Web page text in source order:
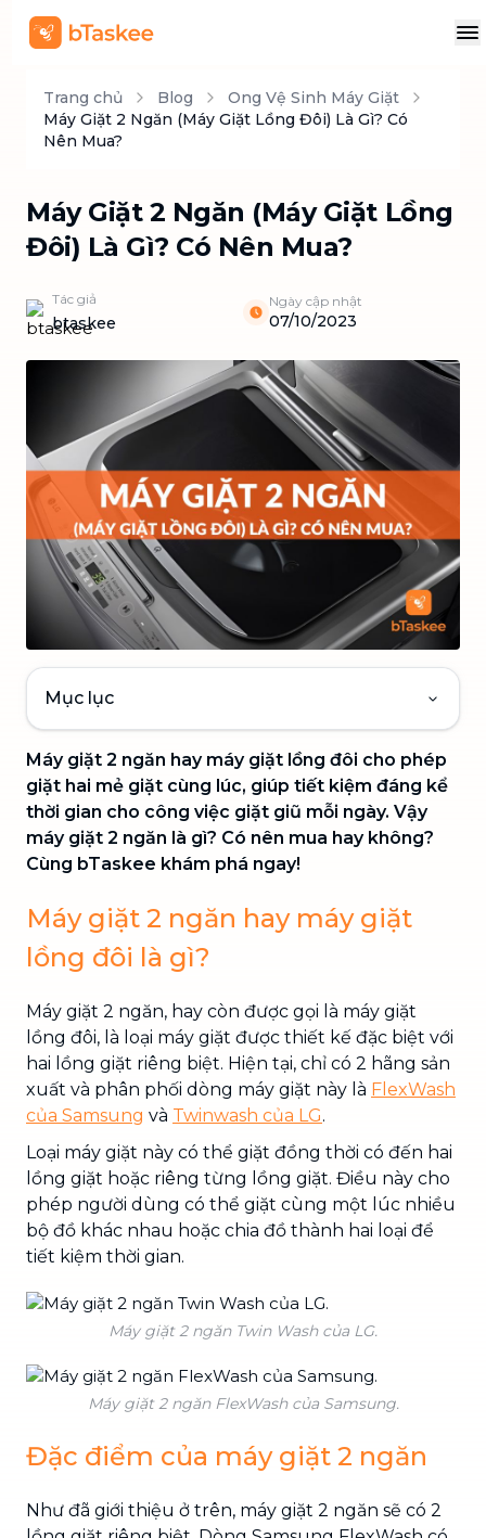
Trang chủ Blog
Ong Vệ Sinh Máy Giặt
Máy Giặt 2 Ngăn (Máy Giặt Lồng Đôi) Là Gì? Có
Nên Mua?
Máy Giặt 2 Ngăn (Máy Giặt Lồng
Đôi) Là Gì? Có Nên Mua?
Tác giả
btaskee
Ngày cập nhật
07/10/2023
Mục lục
Máy giặt 2 ngăn hay máy giặt lồng đôi cho phép
giặt hai mẻ giặt cùng lúc, giúp tiết kiệm đáng kể
thời gian cho công việc giặt giũ mỗi ngày. Vậy
máy giặt 2 ngăn là gì? Có nên mua hay không?
Cùng bTaskee khám phá ngay!
Máy giặt 2 ngăn hay máy giặt
lồng đôi là gì?
Máy giặt 2 ngăn, hay còn được gọi là máy giặt
lồng đôi, là loại máy giặt được thiết kế đặc biệt với
hai lồng giặt riêng biệt. Hiện tại, chỉ có 2 hãng sản
xuất và phân phối dòng máy giặt này là FlexWash
của Samsung và Twinwash của LG.
Loại máy giặt này có thể giặt đồng thời có đến hai
lồng giặt hoặc riêng từng lồng giặt. Điều này cho
phép người dùng có thể giặt cùng một lúc nhiều
bộ đồ khác nhau hoặc chia đồ thành hai loại để
tiết kiệm thời gian.
Máy giặt 2 ngăn Twin Wash của LG.
Máy giặt 2 ngăn FlexWash của Samsung.
Đặc điểm của máy giặt 2 ngăn
Như đã giới thiệu ở trên, máy giặt 2 ngăn sẽ có 2